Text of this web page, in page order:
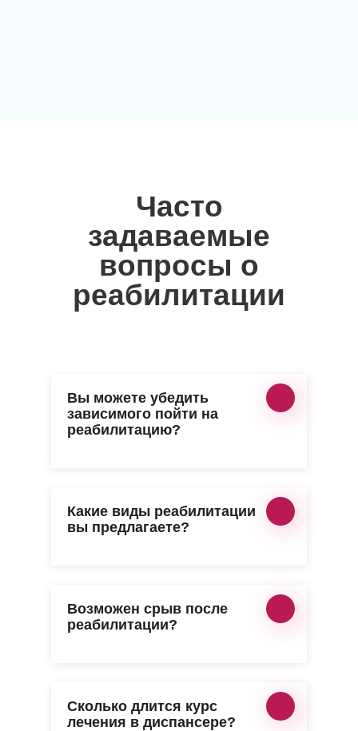
Часто
задаваемые
вопросы о
реабилитации
Вы можете убедить
зависимого пойти на
реабилитацию?
Какие виды реабилитации
вы предлагаете?
Возможен срыв после
реабилитации?
Сколько длится курс
лечения в диспансере?